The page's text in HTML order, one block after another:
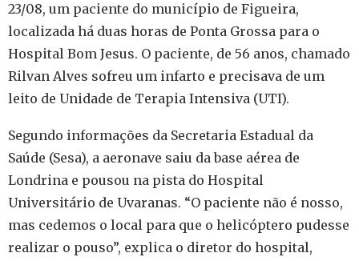
23/08, um paciente do município de Figueira,
localizada há duas horas de Ponta Grossa para o
Hospital Bom Jesus. O paciente, de 56 anos, chamado
Rilvan Alves sofreu um infarto e precisava de um
leito de Unidade de Terapia Intensiva (UTI).
Segundo informações da Secretaria Estadual da
Saúde (Sesa), a aeronave saiu da base aérea de
Londrina e pousou na pista do Hospital
Universitário de Uvaranas. “O paciente não é nosso,
mas cedemos o local para que o helicóptero pudesse
realizar o pouso”, explica o diretor do hospital,